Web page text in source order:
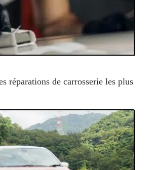
réparations de carrosserie les plus